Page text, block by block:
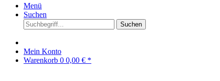
Menü
Suchen
Suchen
Mein Konto
Warenkorb 0 0,00 € *